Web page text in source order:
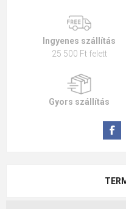
Ingyenes szállítás
25 500 Ft felett
Gyors szállítás